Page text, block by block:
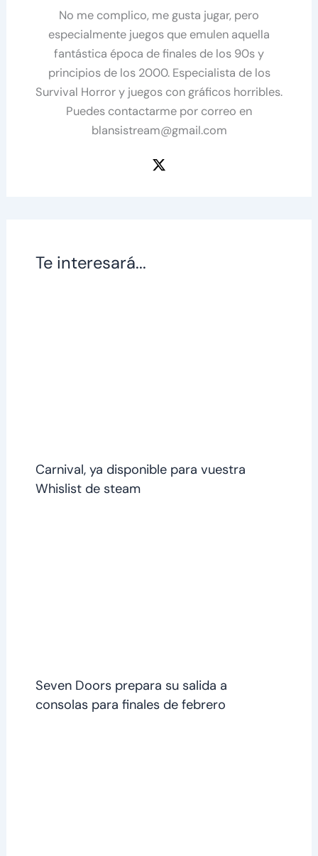
No me complico, me gusta jugar, pero
especialmente juegos que emulen aquella
fantástica época de finales de los 90s y
principios de los 2000. Especialista de los
Survival Horror y juegos con gráficos horribles.
Puedes contactarme por correo en
blansistream@gmail.com
Te interesará...
Carnival, ya disponible para vuestra
Whislist de steam
Seven Doors prepara su salida a
consolas para finales de febrero